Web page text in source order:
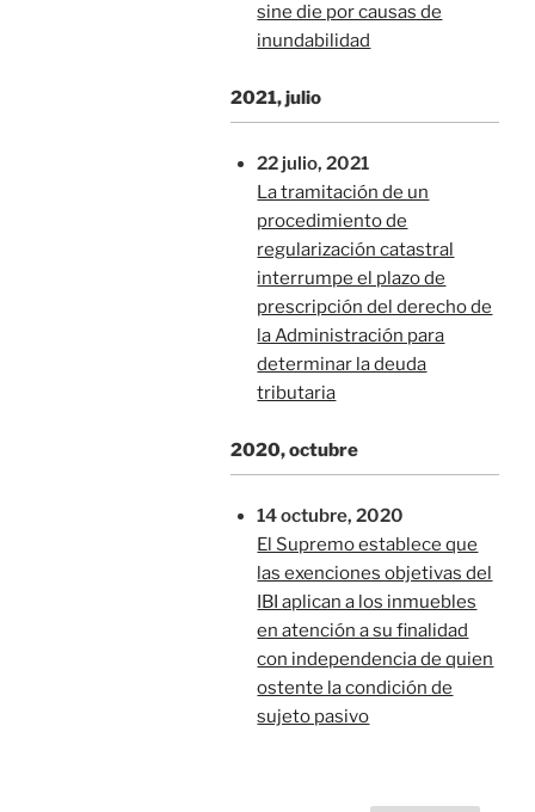
sine die por causas de
inundabilidad
2021, julio
22 julio, 2021
La tramitación de un
procedimiento de
regularización catastral
interrumpe el plazo de
prescripción del derecho de
la Administración para
determinar la deuda
tributaria
2020, octubre
14 octubre, 2020
El Supremo establece que
las exenciones objetivas del
IBI aplican a los inmuebles
en atención a su finalidad
con independencia de quien
ostente la condición de
sujeto pasivo